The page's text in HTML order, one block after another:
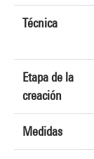
Técnica
Etapa de la
creación
Medidas